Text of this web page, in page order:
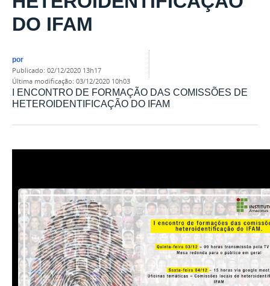
DO IFAM
por
publicado: 02/12/2020 13h17
última modificação: 03/12/2020 10h03
I ENCONTRO DE FORMAÇÃO DAS COMISSÕES DE
HETEROIDENTIFICAÇÃO DO IFAM